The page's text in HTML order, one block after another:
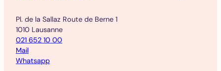
Pl. de la Sallaz Route de Berne 1
1010 Lausanne
021 652 10 00
Mail
Whatsapp